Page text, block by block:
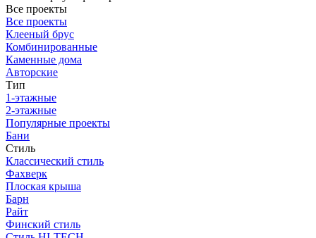
Все проекты
Все проекты
Клееный брус
Комбинированные
Каменные дома
Авторские
Тип
1-этажные
2-этажные
Популярные проекты
Бани
Стиль
Классический стиль
Фахверк
Плоская крыша
Барн
Райт
Финский стиль